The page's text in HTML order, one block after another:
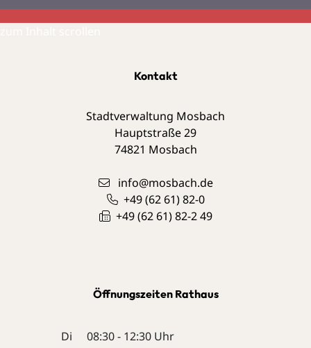
Kontakt
Stadtverwaltung Mosbach
Hauptstraße 29
74821 Mosbach
info@mosbach.de
+49 (62 61) 82-0
+49 (62 61) 82-2 49
Öffnungszeiten Rathaus
Di
08:30 - 12:30 Uhr